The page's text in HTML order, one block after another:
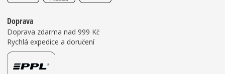
Doprava
Doprava zdarma nad 999 Kč
Rychlá expedice a doručení